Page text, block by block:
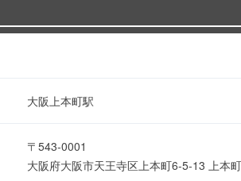
大阪上本町駅
〒543-0001
大阪府大阪市天王寺区上本町6-5-13 上本